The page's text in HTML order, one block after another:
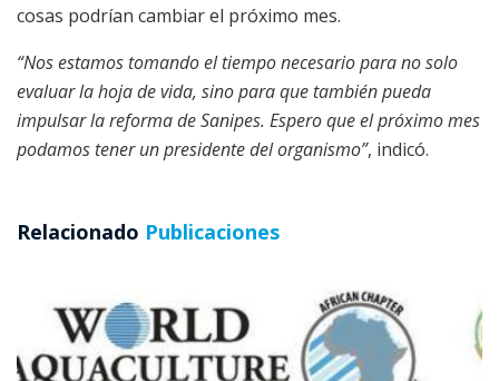
cosas podrían cambiar el próximo mes.
“Nos estamos tomando el tiempo necesario para no solo
evaluar la hoja de vida, sino para que también pueda
impulsar la reforma de Sanipes. Espero que el próximo mes
podamos tener un presidente del organismo”, indicó.
Relacionado Publicaciones